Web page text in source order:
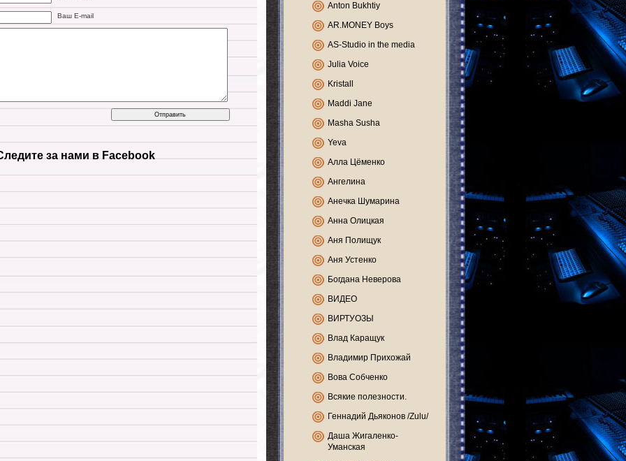
Ваш E-mail
за нами в Facebook
Anton Bukhtiy
AR.MONEY Boys
AS-Studio in the media
Julia Voice
Kristall
Maddi Jane
Masha Susha
Yeva
Алла Цёменко
Ангелина
Анечка Шумарина
Анна Олицкая
Аня Полищук
Аня Устенко
Богдана Неверова
ВИДЕО
ВИРТУОЗЫ
Влад Каращук
Владимир Прихожай
Вова Собченко
Всякие полезности.
Геннадий Дьяконов /Zulu/
Даша Жигаленко-
Уманская